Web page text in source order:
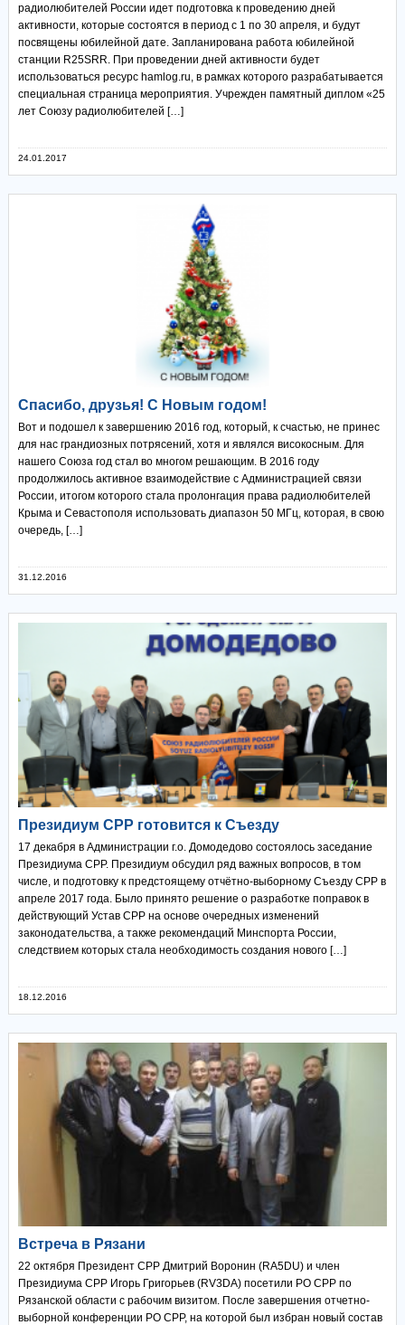
радиолюбителей России идет подготовка к проведению дней
активности, которые состоятся в период с 1 по 30 апреля, и будут
посвящены юбилейной дате. Запланирована работа юбилейной
станции R25SRR. При проведении дней активности будет
использоваться ресурс hamlog.ru, в рамках которого разрабатывается
специальная страница мероприятия. Учрежден памятный диплом «25
лет Союзу радиолюбителей […]
24.01.2017
Спасибо, друзья! С Новым годом!
Вот и подошел к завершению 2016 год, который, к счастью, не принес
для нас грандиозных потрясений, хотя и являлся високосным. Для
нашего Союза год стал во многом решающим. В 2016 году
продолжилось активное взаимодействие с Администрацией связи
России, итогом которого стала пролонгация права радиолюбителей
Крыма и Севастополя использовать диапазон 50 МГц, которая, в свою
очередь, […]
31.12.2016
Президиум СРР готовится к Съезду
17 декабря в Администрации г.о. Домодедово состоялось заседание
Президиума СРР. Президиум обсудил ряд важных вопросов, в том
числе, и подготовку к предстоящему отчётно-выборному Съезду СРР в
апреле 2017 года. Было принято решение о разработке поправок в
действующий Устав СРР на основе очередных изменений
законодательства, а также рекомендаций Минспорта России,
следствием которых стала необходимость создания нового […]
18.12.2016
Встреча в Рязани
22 октября Президент СРР Дмитрий Воронин (RA5DU) и член
Президиума СРР Игорь Григорьев (RV3DA) посетили РО СРР по
Рязанской области с рабочим визитом. После завершения отчетно-
выборной конференции РО СРР, на которой был избран новый состав